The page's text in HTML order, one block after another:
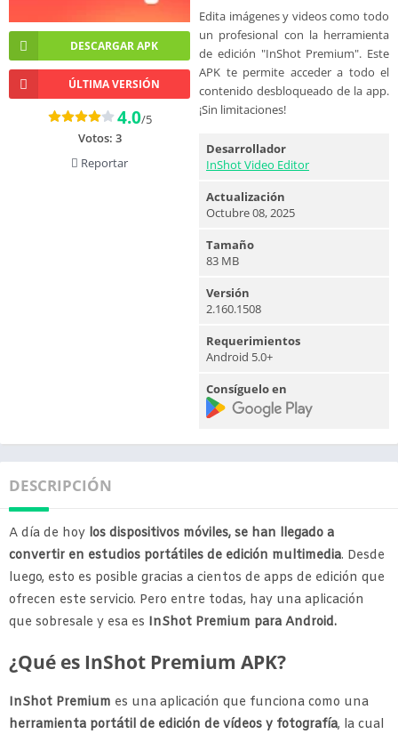
Edita imágenes y videos como todo
un profesional con la herramienta
de edición "InShot Premium". Este
APK te permite acceder a todo el
contenido desbloqueado de la app.
¡Sin limitaciones!
DESCARGAR APK
ÚLTIMA VERSIÓN
4.0/5
Votos: 3
Reportar
Desarrollador
InShot Video Editor
Actualización
Octubre 08, 2025
Tamaño
83 MB
Versión
2.160.1508
Requerimientos
Android 5.0+
Consíguelo en
DESCRIPCIÓN
A día de hoy los dispositivos móviles, se han llegado a
convertir en estudios portátiles de edición multimedia. Desde
luego, esto es posible gracias a cientos de apps de edición que
ofrecen este servicio. Pero entre todas, hay una aplicación
que sobresale y esa es InShot Premium para Android.
¿Qué es InShot Premium APK?
InShot Premium es una aplicación que funciona como una
herramienta portátil de edición de vídeos y fotografía, la cual